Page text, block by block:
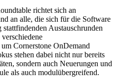
richtet sich an
an alle, die sich für die Software
Austauschrunden
Cornerstone OnDemand
stehen dabei nicht nur bereits
sondern auch Neuerungen und
als auch modulübergreifend.